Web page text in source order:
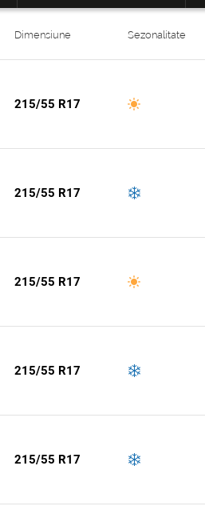
Dimensiune Sezonalitate
215/55 R17
215/55 R17
215/55 R17
215/55 R17
215/55 R17